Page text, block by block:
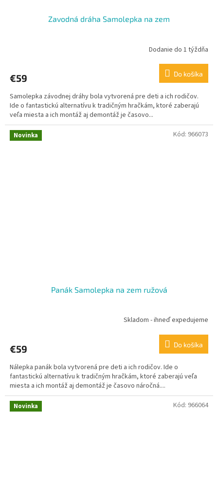
Zavodná dráha Samolepka na zem
Dodanie do 1 týždňa
€59 Do košíka
Samolepka závodnej dráhy bola vytvorená pre deti a ich rodičov.
Ide o fantastickú alternatívu k tradičným hračkám, ktoré zaberajú
veľa miesta a ich montáž aj demontáž je časovo...
Novinka
Panák Samolepka na zem ružová
Skladom - ihneď expedujeme
€59 Do košíka
Nálepka panák bola vytvorená pre deti a ich rodičov. Ide o
fantastickú alternatívu k tradičným hračkám, ktoré zaberajú veľa
miesta a ich montáž aj demontáž je časovo náročná....
Kód: 966073
Novinka Kód: 966064